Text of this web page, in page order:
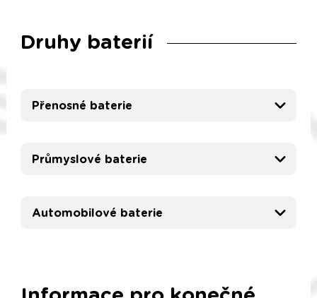
Druhy baterií
Přenosné baterie
Průmyslové baterie
Automobilové baterie